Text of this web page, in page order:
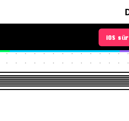
Android
iOS